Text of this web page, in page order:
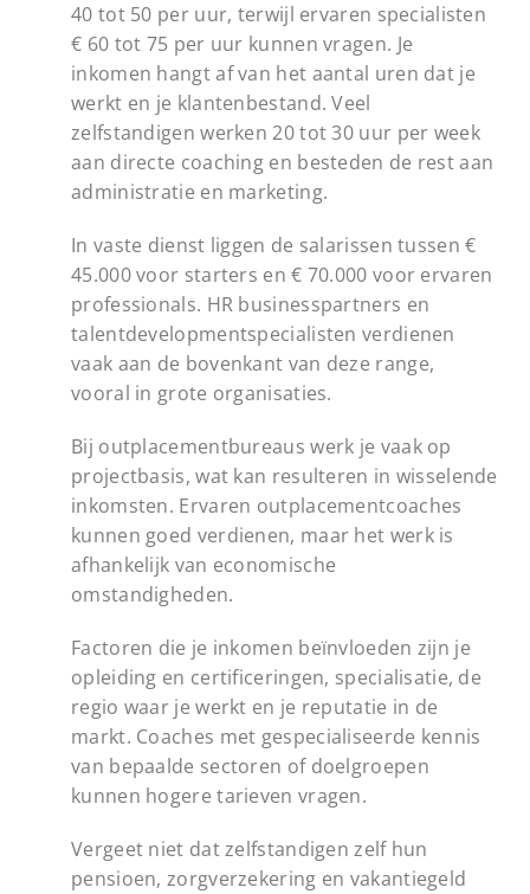
40 tot 50 per uur, terwijl ervaren specialisten
€ 60 tot 75 per uur kunnen vragen. Je
inkomen hangt af van het aantal uren dat je
werkt en je klantenbestand. Veel
zelfstandigen werken 20 tot 30 uur per week
aan directe coaching en besteden de rest aan
administratie en marketing.
In vaste dienst liggen de salarissen tussen €
45.000 voor starters en € 70.000 voor ervaren
professionals. HR businesspartners en
talentdevelopmentspecialisten verdienen
vaak aan de bovenkant van deze range,
vooral in grote organisaties.
Bij outplacementbureaus werk je vaak op
projectbasis, wat kan resulteren in wisselende
inkomsten. Ervaren outplacementcoaches
kunnen goed verdienen, maar het werk is
afhankelijk van economische
omstandigheden.
Factoren die je inkomen beïnvloeden zijn je
opleiding en certificeringen, specialisatie, de
regio waar je werkt en je reputatie in de
markt. Coaches met gespecialiseerde kennis
van bepaalde sectoren of doelgroepen
kunnen hogere tarieven vragen.
Vergeet niet dat zelfstandigen zelf hun
pensioen, zorgverzekering en vakantiegeld